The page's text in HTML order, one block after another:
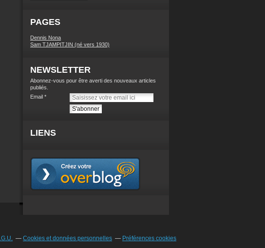
PAGES
Dennis Nona
Sam TJAMPITJIN (né vers 1930)
NEWSLETTER
Abonnez-vous pour être averti des nouveaux articles
publiés.
Email
LIENS
Cookies et données personnelles Préférences cookies